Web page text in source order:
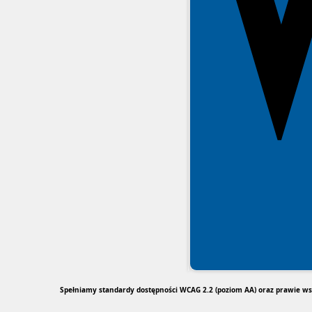
Spełniamy standardy dostępności WCAG 2.2 (poziom AA) oraz prawie